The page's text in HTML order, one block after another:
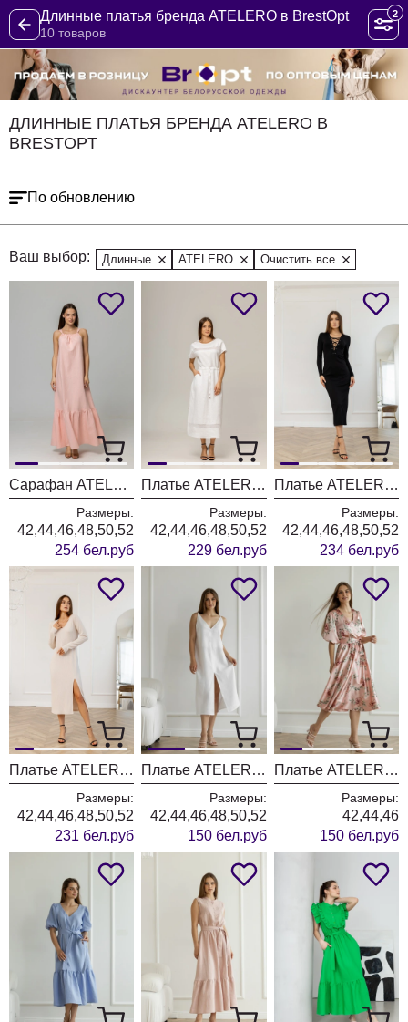
Длинные платья бренда ATELERO в BrestOpt
10 товаров
2
ДЛИННЫЕ ПЛАТЬЯ БРЕНДА ATELERO В
BRESTOPT
По обновлению
Ваш выбор: Длинные ATELERO Очистить все
Сарафан ATELERO 1138 розовый
Размеры:
42,44,46,48,50,52
254 бел.руб
Платье ATELERO 1128
Размеры:
42,44,46,48,50,52
229 бел.руб
Платье ATELERO 1115
Размеры:
42,44,46,48,50,52
234 бел.руб
Платье ATELERO 1114
Размеры:
42,44,46,48,50,52
231 бел.руб
Платье ATELERO 1076 белый
Размеры:
42,44,46,48,50,52
150 бел.руб
Платье ATELERO 1070 цветное
Размеры:
42,44,46
150 бел.руб